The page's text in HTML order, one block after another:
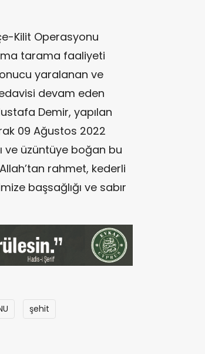
Kilit Operasyonu
tarama faaliyeti
yaralanan ve
devam eden
Demir, yapılan
09 Ağustos 2022
ve üzüntüye boğan bu
rahmet, kederli
başsağlığı ve sabır
şehit